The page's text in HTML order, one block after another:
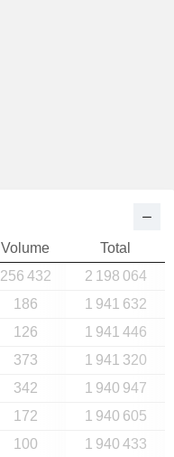
Volume
Total
256 432
2 198 064
186
1 941 632
126
1 941 446
373
1 941 320
342
1 940 947
172
1 940 605
100
1 940 433